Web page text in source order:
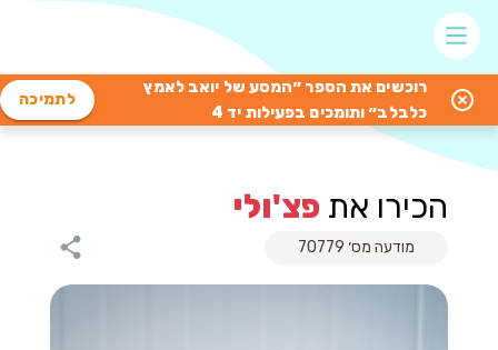
רוכשים את הספר ״המסע של יואב לאמץ
כלבלב״ ותומכים בפעילות יד 4
לתמיכה
הכירו את פצ'ולי
מודעה מס׳ 70779